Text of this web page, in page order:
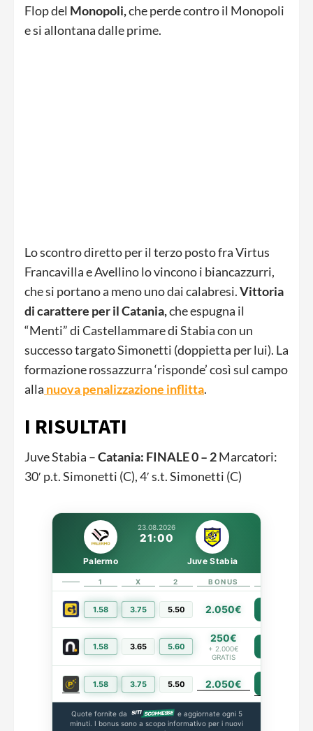
Flop del Monopoli,che perde contro il Monopoli
e si allontana dalle prime.
Lo scontro diretto per il terzo posto fra Virtus
Francavilla e Avellino lo vincono i biancazzurri,
che si portano a meno uno dai calabresi.Vittoria
di carattere per il Catania,che espugna il
“Menti” di Castellammare di Stabia con un
successo targato Simonetti (doppietta per lui). La
formazione rossazzurra ‘risponde’ così sul campo
alla nuova penalizzazione inflitta.
I RISULTATI
Juve Stabia –Catania: FINALE 0 – 2Marcatori:
30′ p.t. Simonetti (C), 4′ s.t. Simonetti (C)
23.08.2026
21:00
Palermo Juve Stabia
1 X 2 BONUS
1.58 3.75 5.50 2.050€
1.58 3.65 5.60
250€
+ 2.000€
GRATIS
1.58 3.75 5.50 2.050€
Quote fornite da
e aggiornate ogni 5
minuti. I bonus sono a scopo informativo per i nuovi